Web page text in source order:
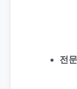
전